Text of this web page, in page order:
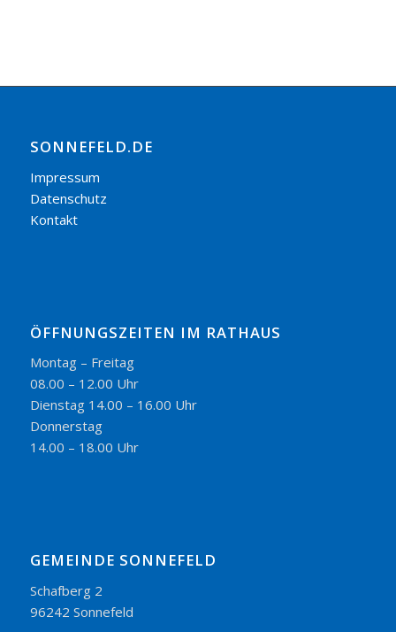
SONNEFELD.DE
Impressum
Datenschutz
Kontakt
ÖFFNUNGSZEITEN IM RATHAUS
Montag – Freitag
08.00 – 12.00 Uhr
Dienstag 14.00 – 16.00 Uhr
Donnerstag
14.00 – 18.00 Uhr
GEMEINDE SONNEFELD
Schafberg 2
96242 Sonnefeld